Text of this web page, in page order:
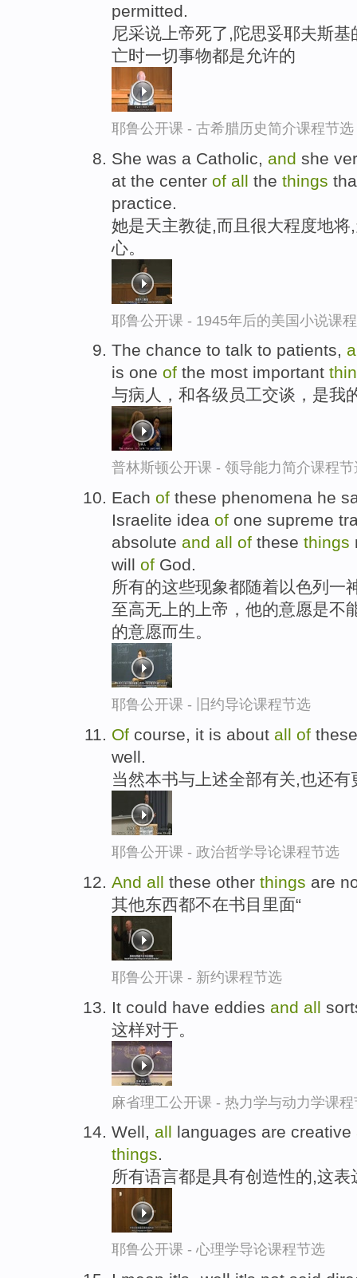
permitted.
尼采说上帝死了,陀思妥耶夫斯
亡时一切事物都是允许的
耶鲁公开课 - 古希腊历史简介课程节选
She was a Catholic, and she
at the center of all the things
practice.
她是天主教徒,而且很大程度地
心。
耶鲁公开课 - 1945年后的美国小说课
The chance to talk to patients,
is one of the most important
与病人，和各级员工交谈，是我
普林斯顿公开课 - 领导能力简介课程节
Each of these phenomena he
Israelite idea of one supreme
absolute and all of these things
will of God.
所有的这些现象都随着以色列一
至高无上的上帝，他的意愿是不
的意愿而生。
耶鲁公开课 - 旧约导论课程节选
Of course, it is about all of
well.
当然本书与上述全部有关,也还有
耶鲁公开课 - 政治哲学导论课程节选
And all these other things are
其他东西都不在书目里面“
耶鲁公开课 - 新约课程节选
It could have eddies and all
这样对于。
麻省理工公开课 - 热力学与动力学课
Well, all languages are creative
things.
所有语言都是具有创造性的,这表
耶鲁公开课 - 心理学导论课程节选